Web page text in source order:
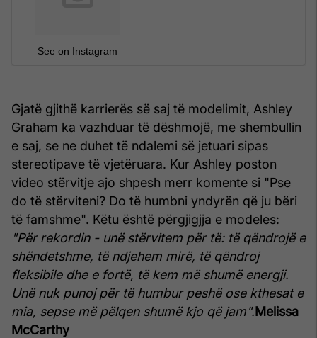
See on Instagram
Gjatë gjithë karrierës së saj të modelimit, Ashley
Graham ka vazhduar të dëshmojë, me shembullin
e saj, se ne duhet të ndalemi së jetuari sipas
stereotipave të vjetëruara. Kur Ashley poston
video stërvitje ajo shpesh merr komente si "Pse
do të stërviteni? Do të humbni yndyrën që ju bëri
të famshme". Këtu është përgjigjja e modeles:
"Për rekordin - unë stërvitem për të: të qëndrojë e
shëndetshme, të ndjehem mirë, të qëndroj
fleksibile dhe e fortë, të kem më shumë energji.
Unë nuk punoj për të humbur peshë ose kthesat e
mia, sepse më pëlqen shumë kjo që jam". Melissa
McCarthy